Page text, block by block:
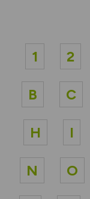
1 2
B C
H I
N O